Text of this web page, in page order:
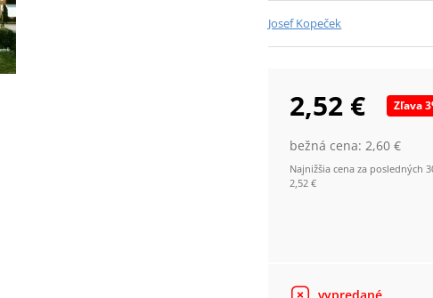
Josef Kopeček
2,52 € Zľava3
bežná cena:2,60 €
Najnižšia cena za posledných
2,52 €